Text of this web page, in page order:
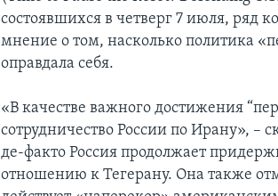
состоявшихся в четверг 7 июля, ряд
мнение о том, насколько политика
оправдала себя.
«В качестве важного достижения
сотрудничество России по Ирану», –
де-факто Россия продолжает
отношению к Тегерану. Она также